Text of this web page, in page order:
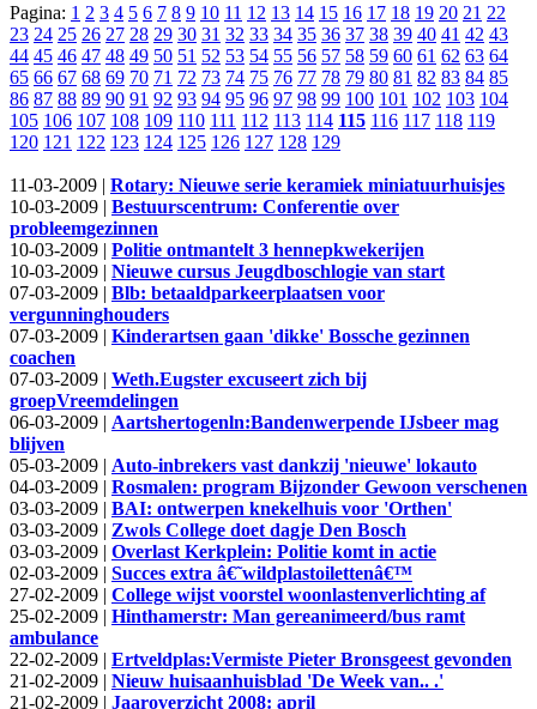
Pagina: 1 2 3 4 5 6 7 8 9 10 11 12 13 14 15 16 17 18 19 20 21 22
23 24 25 26 27 28 29 30 31 32 33 34 35 36 37 38 39 40 41 42 43
44 45 46 47 48 49 50 51 52 53 54 55 56 57 58 59 60 61 62 63 64
65 66 67 68 69 70 71 72 73 74 75 76 77 78 79 80 81 82 83 84 85
86 87 88 89 90 91 92 93 94 95 96 97 98 99 100 101 102 103 104
105 106 107 108 109 110 111 112 113 114 115 116 117 118 119
120 121 122 123 124 125 126 127 128 129
11-03-2009 | Rotary: Nieuwe serie keramiek miniatuurhuisjes
10-03-2009 | Bestuurscentrum: Conferentie over
probleemgezinnen
10-03-2009 | Politie ontmantelt 3 hennepkwekerijen
10-03-2009 | Nieuwe cursus Jeugdboschlogie van start
07-03-2009 | Blb: betaaldparkeerplaatsen voor
vergunninghouders
07-03-2009 | Kinderartsen gaan 'dikke' Bossche gezinnen
coachen
07-03-2009 | Weth.Eugster excuseert zich bij
groepVreemdelingen
06-03-2009 | Aartshertogenln:Bandenwerpende IJsbeer mag
blijven
05-03-2009 | Auto-inbrekers vast dankzij 'nieuwe' lokauto
04-03-2009 | Rosmalen: program Bijzonder Gewoon verschenen
03-03-2009 | BAI: ontwerpen knekelhuis voor 'Orthen'
03-03-2009 | Zwols College doet dagje Den Bosch
03-03-2009 | Overlast Kerkplein: Politie komt in actie
02-03-2009 | Succes extra â€˜wildplastoilettenâ€™
27-02-2009 | College wijst voorstel woonlastenverlichting af
25-02-2009 | Hinthamerstr: Man gereanimeerd/bus ramt
ambulance
22-02-2009 | Ertveldplas:Vermiste Pieter Bronsgeest gevonden
21-02-2009 | Nieuw huisaanhuisblad 'De Week van.. .'
21-02-2009 | Jaaroverzicht 2008: april